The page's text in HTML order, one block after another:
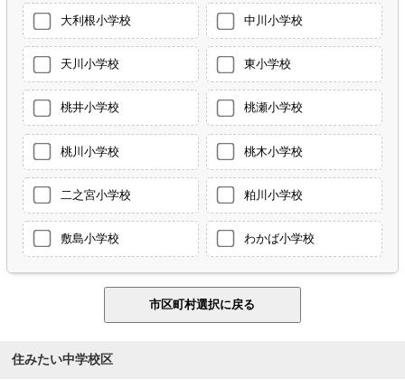
大利根小学校 中川小学校
天川小学校 東小学校
桃井小学校 桃瀬小学校
桃川小学校 桃木小学校
二之宮小学校 粕川小学校
敷島小学校 わかば小学校
住みたい中学校区